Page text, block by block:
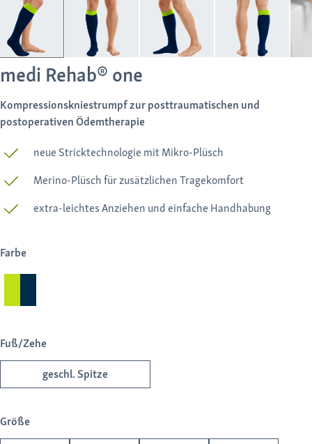
medi Rehab® one
Kompressionskniestrumpf zur posttraumatischen und
postoperativen Ödemtherapie
neue Stricktechnologie mit Mikro-Plüsch
Merino-Plüsch für zusätzlichen Tragekomfort
extra-leichtes Anziehen und einfache Handhabung
Farbe
Fuß/Zehe
geschl. Spitze
Größe